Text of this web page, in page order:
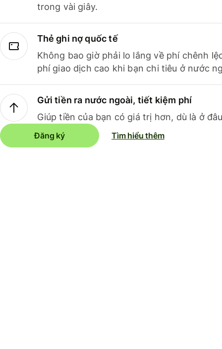
trong vài giây.
Thẻ ghi nợ quốc tế
Không bao giờ phải lo lắng về phí chênh
phí giao dịch cao khi bạn chi tiêu ở nước
Gửi tiền ra nước ngoài, tiết kiệm phí
Giúp tiền của bạn có giá trị hơn, dù là ở
Đăng ký Tìm hiểu thêm